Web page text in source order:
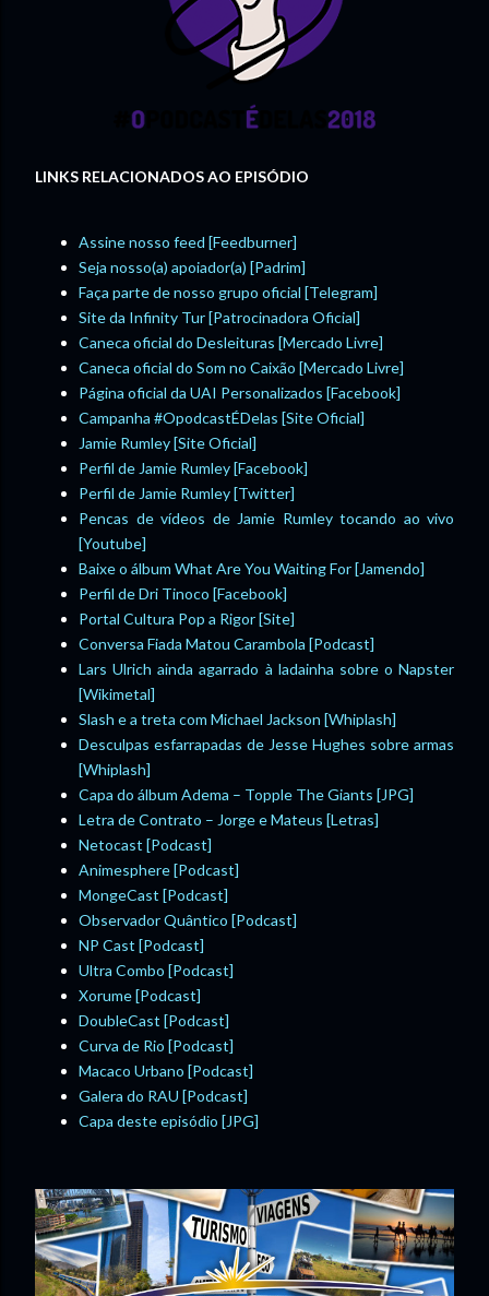
LINKS RELACIONADOS AO EPISÓDIO
Assine nosso feed [Feedburner]
Seja nosso(a) apoiador(a) [Padrim]
Faça parte de nosso grupo oficial [Telegram]
Site da Infinity Tur [Patrocinadora Oficial]
Caneca oficial do Desleituras [Mercado Livre]
Caneca oficial do Som no Caixão [Mercado Livre]
Página oficial da UAI Personalizados [Facebook]
Campanha #OpodcastÉDelas [Site Oficial]
Jamie Rumley [Site Oficial]
Perfil de Jamie Rumley [Facebook]
Perfil de Jamie Rumley [Twitter]
Pencas de vídeos de Jamie Rumley tocando ao vivo
[Youtube]
Baixe o álbum What Are You Waiting For [Jamendo]
Perfil de Dri Tinoco [Facebook]
Portal Cultura Pop a Rigor [Site]
Conversa Fiada Matou Carambola [Podcast]
Lars Ulrich ainda agarrado à ladainha sobre o Napster
[Wikimetal]
Slash e a treta com Michael Jackson [Whiplash]
Desculpas esfarrapadas de Jesse Hughes sobre armas
[Whiplash]
Capa do álbum Adema – Topple The Giants [JPG]
Letra de Contrato – Jorge e Mateus [Letras]
Netocast [Podcast]
Animesphere [Podcast]
MongeCast [Podcast]
Observador Quântico [Podcast]
NP Cast [Podcast]
Ultra Combo [Podcast]
Xorume [Podcast]
DoubleCast [Podcast]
Curva de Rio [Podcast]
Macaco Urbano [Podcast]
Galera do RAU [Podcast]
Capa deste episódio [JPG]